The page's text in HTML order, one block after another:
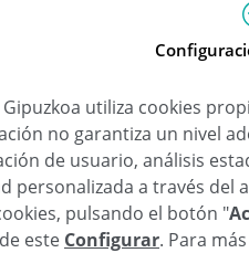
actualización
en Cirugía Cardiaca y Cardiología
internacional se darán
16 y 17 de noviembre en
utiliza cookies
no garantiza un nivel
de usuario, análisis
personalizada a través del
pulsando el botón "
este Configurar. Para